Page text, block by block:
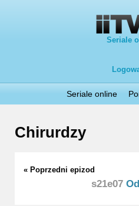
Seriale
Seriale online
Chirurdzy
« Poprzedni epizod
s21e07